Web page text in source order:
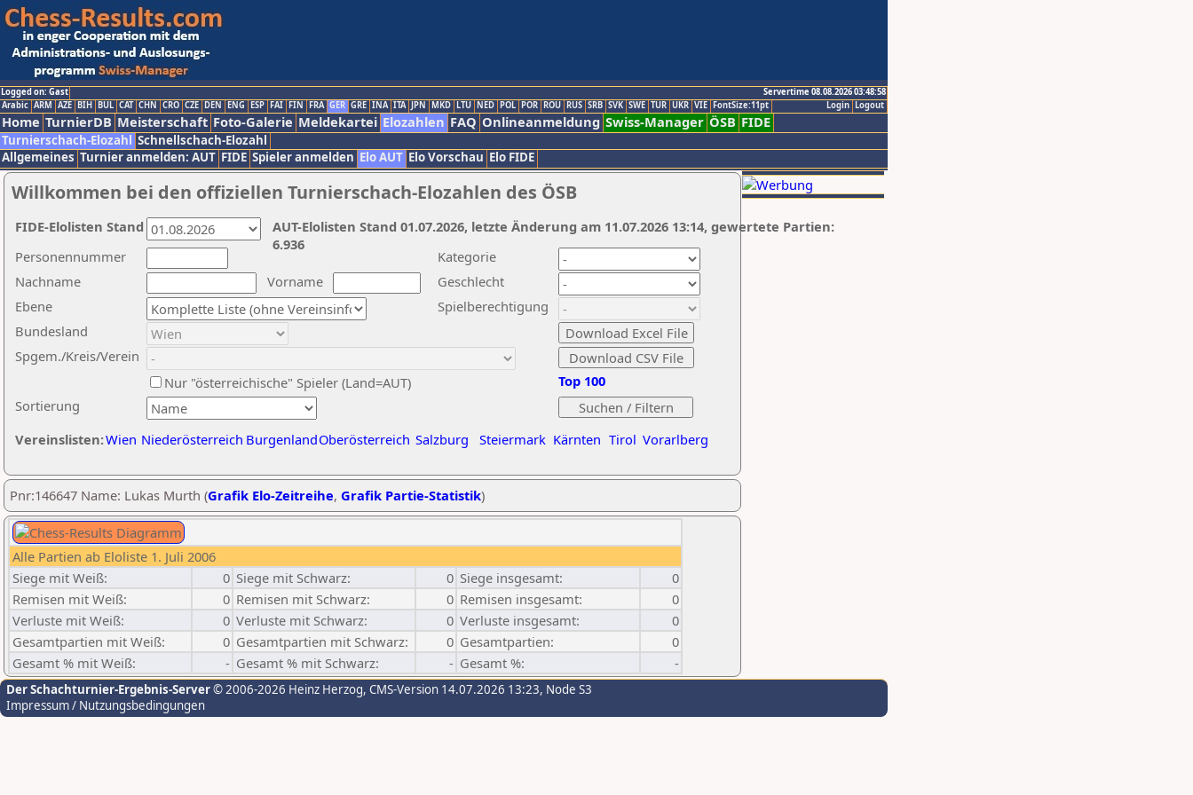
Logged on: Gast
Servertime 08.08.2026 03:48:58
Logout
Login
Arabic ARM AZE BIH BUL CAT CHN CRO CZE DEN ENG ESP FAI FIN FRA GER GRE INA ITA JPN MKD LTU NED POL POR ROU RUS SRB SVK SWE TUR UKR VIE FontSize:11pt
Home TurnierDB Meisterschaft Foto-Galerie Meldekartei Elozahlen FAQ Onlineanmeldung Swiss-Manager ÖSB FIDE
Turnierschach-Elozahl Schnellschach-Elozahl
Allgemeines Turnier anmelden: AUT FIDE Spieler anmelden Elo AUT Elo Vorschau Elo FIDE
Willkommen bei den offiziellen Turnierschach-Elozahlen des ÖSB
Nachname
Vorname
Ebene
Kategorie
Sortierung
Personennummer
Bundesland
Spgem./Kreis/Verein
Geschlecht
Nur "österreichische" Spieler (Land=AUT)
Spielberechtigung
Vereinslisten:Wien Niederösterreich BurgenlandOberösterreich Salzburg Steiermark Kärnten Tirol Vorarlberg
Top 100
AUT-Elolisten Stand 01.07.2026, letzte Änderung am 11.07.2026 13:14, gewertete Partien:
6.936
FIDE-Elolisten Stand
Pnr:146647 Name: Lukas Murth (Grafik Elo-Zeitreihe, Grafik Partie-Statistik)
Alle Partien ab Eloliste 1. Juli 2006
Siege mit Weiß:
0 Siege mit Schwarz: 0 Siege insgesamt:
0
Remisen mit Weiß:
0 Remisen mit Schwarz: 0 Remisen insgesamt:
0
Verluste mit Weiß:
0 Verluste mit Schwarz: 0 Verluste insgesamt:
0
Gesamtpartien mit Weiß:
0 Gesamtpartien mit Schwarz: 0 Gesamtpartien:
0
Gesamt % mit Weiß:
- Gesamt % mit Schwarz: - Gesamt %: -
Der Schachturnier-Ergebnis-Server© 2006-2026 Heinz Herzog, CMS-Version 14.07.2026 13:23, Node S3
Impressum / Nutzungsbedingungen